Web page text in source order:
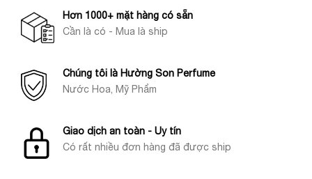
Hơn 1000+ mặt hàng có sẵn
Cần là có - Mua là ship
Chúng tôi là Hường Son Perfume
Nước Hoa, Mỹ Phẩm
Giao dịch an toàn - Uy tín
Có rất nhiều đơn hàng đã được ship